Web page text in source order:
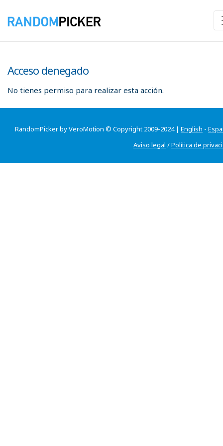
Acceso denegado
No tienes permiso para realizar esta acción.
RandomPicker by VeroMotion © Copyright 2009-2024 | English -
Aviso legal /Política de